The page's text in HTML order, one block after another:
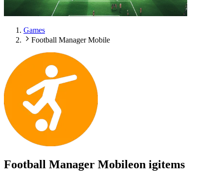
Games
Football Manager Mobile
Football Manager Mobileon igitems